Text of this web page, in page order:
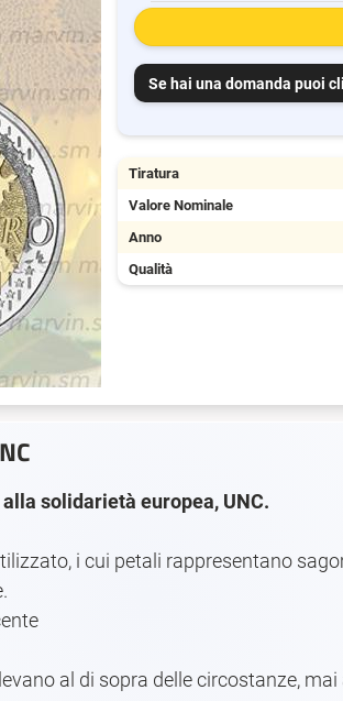
Se hai una domanda puoi
Tiratura
Valore Nominale
Anno
Qualità
solidarietà europea, UNC.
i cui petali rappresentano
al di sopra delle circostanze,